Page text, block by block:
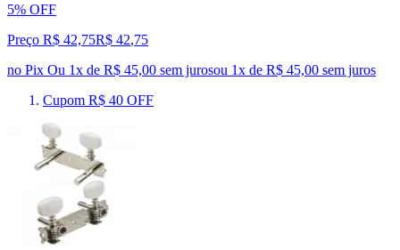
5% OFF
Preço R$ 42,75R$ 42,75
no Pix Ou 1x de R$ 45,00 sem jurosou 1x de R$ 45,00 sem juros
Cupom R$ 40 OFF